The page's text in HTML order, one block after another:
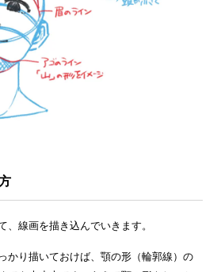
、線画を描き込んでいきます。
かり描いておけば、顎の形（輪郭線）の